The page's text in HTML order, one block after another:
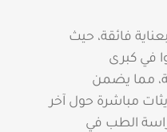
بعناية فائقة، حيث
في كبرى
مما يضمن
مباشرة حول آخر
الطب في